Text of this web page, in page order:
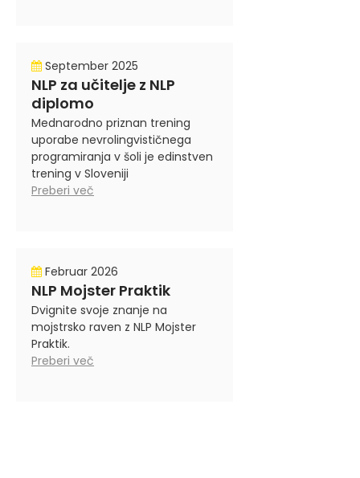
September 2025
NLP za učitelje z NLP
diplomo
Mednarodno priznan trening
uporabe nevrolingvističnega
programiranja v šoli je edinstven
trening v Sloveniji
Preberi več
Februar 2026
NLP Mojster Praktik
Dvignite svoje znanje na
mojstrsko raven z NLP Mojster
Praktik.
Preberi več